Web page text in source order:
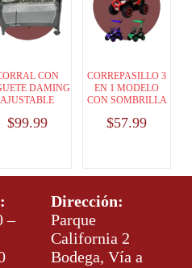
CON
DAMING
AJUSTABLE
$99.99
CORREPASILLO 3
EN 1 MODELO
CON SOMBRILLA
$57.99
–
Dirección:
Parque
California 2
Bodega, Vía a